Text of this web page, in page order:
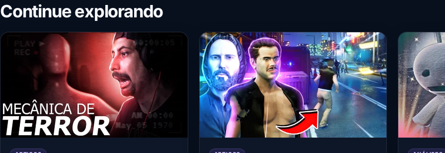
Continue explorando